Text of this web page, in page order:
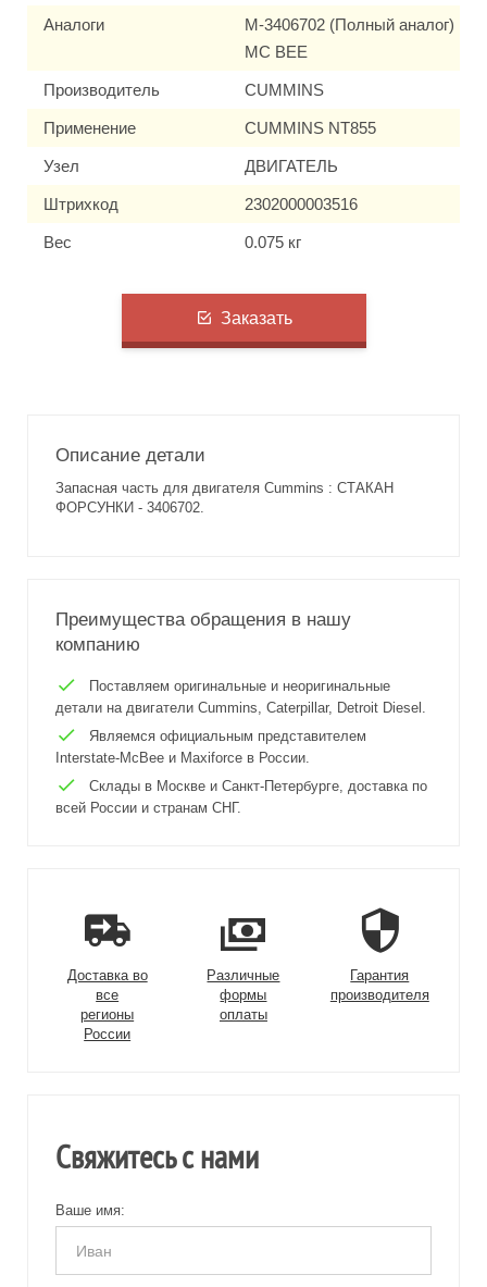
Аналоги
M-3406702 (Полный аналог)
MC BEE
Производитель CUMMINS
Применение CUMMINS NT855
Узел ДВИГАТЕЛЬ
Штрихкод 2302000003516
Вес 0.075 кг
Заказать
Описание детали
Запасная часть для двигателя Cummins : СТАКАН
ФОРСУНКИ - 3406702.
Преимущества обращения в нашу
компанию
Поставляем оригинальные и неоригинальные
детали на двигатели Cummins, Caterpillar, Detroit Diesel.
Являемся официальным представителем
Interstate-McBee и Maxiforce в России.
Склады в Москве и Санкт-Петербурге, доставка по
всей России и странам СНГ.
Доставка во
все
регионы
России
Различные
формы
оплаты
Гарантия
производителя
Свяжитесь с нами
Ваше имя: